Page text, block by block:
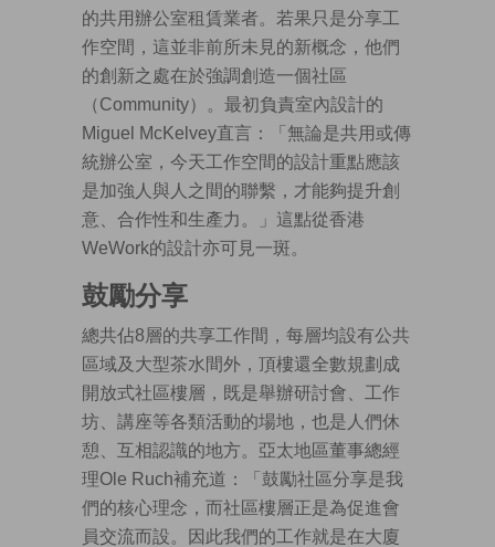
的共用辦公室租賃業者。若果只是分享工
作空間，這並非前所未見的新概念，他們
的創新之處在於強調創造一個社區
（Community）。最初負責室內設計的
Miguel McKelvey直言：「無論是共用或傳
統辦公室，今天工作空間的設計重點應該
是加強人與人之間的聯繫，才能夠提升創
意、合作性和生產力。」這點從香港
WeWork的設計亦可見一斑。
鼓勵分享
總共佔8層的共享工作間，每層均設有公共
區域及大型茶水間外，頂樓還全數規劃成
開放式社區樓層，既是舉辦研討會、工作
坊、講座等各類活動的場地，也是人們休
憩、互相認識的地方。亞太地區董事總經
理Ole Ruch補充道：「鼓勵社區分享是我
們的核心理念，而社區樓層正是為促進會
員交流而設。因此我們的工作就是在大廈